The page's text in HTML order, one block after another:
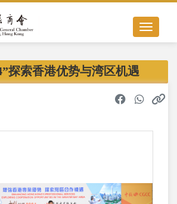
Toggle
探索香港优势与湾区机遇